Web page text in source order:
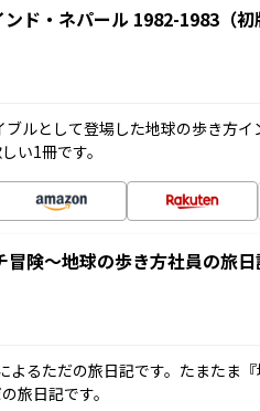
ド・ネパール 1982-1983（初
ブルとして登場した地球の歩き方
い1冊です。
冒険～地球の歩き方社員の旅
よるただの旅日記です。たまたま
旅日記です。